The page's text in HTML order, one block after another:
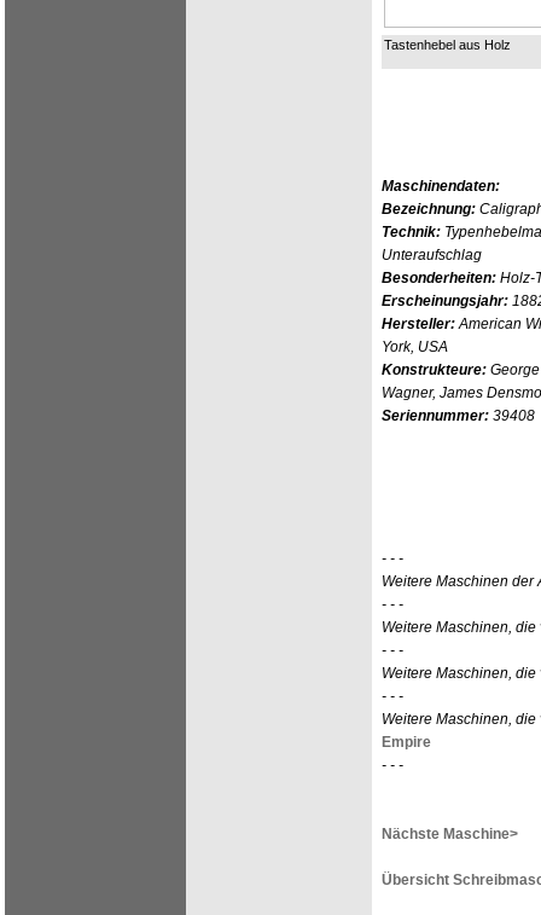
Tastenhebel aus Holz
Maschinendaten:
Bezeichnung:
Technik:
Unteraufschlag
Besonderheiten: Holz-
Erscheinungsjahr:
Hersteller:American
York, USA
Konstrukteure:
Wagner, James
Seriennummer: 39408
- - -
Weitere Maschinen
- - -
Weitere Maschinen,
- - -
Weitere Maschinen,
- - -
Weitere Maschinen,
Empire
- - -
Nächste Maschine>
Übersicht